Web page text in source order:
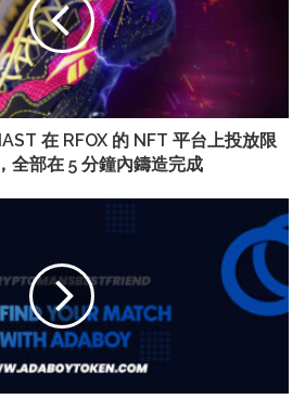
在 RFOX 的 NFT 平台上投放限
全部在 5 分鐘內鑄造完成